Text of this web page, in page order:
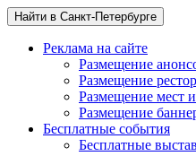
Найти в Санкт-Петербурге
Реклама на сайте
Размещение
Размещение
Размещение мест
Размещение
Бесплатные события
Бесплатные